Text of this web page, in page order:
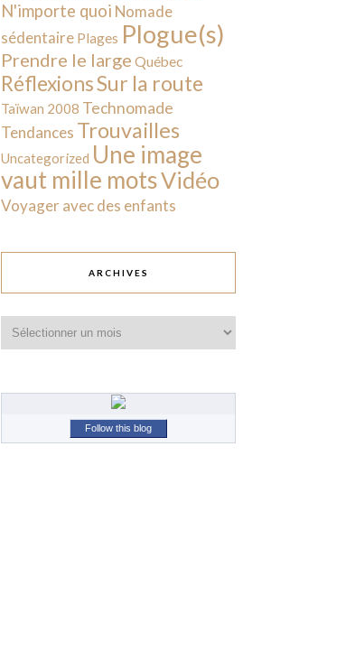
N'importe quoi Nomade
sédentaire Plages Plogue(s)
Prendre le large Québec
RéflexionsSur la route
Taïwan 2008 Technomade
Tendances Trouvailles
Uncategorized Une image
vaut mille motsVidéo
Voyager avec des enfants
ARCHIVES
Follow this blog